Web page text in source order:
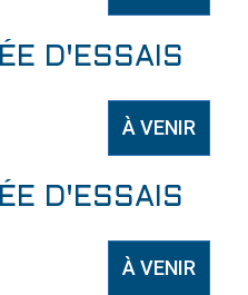
D'ESSAIS
À VENIR
D'ESSAIS
À VENIR